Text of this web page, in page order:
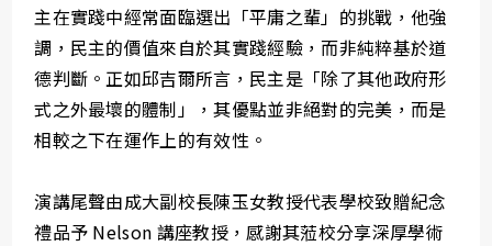
主在實踐中經常面臨選出「平庸之輩」的挑戰，他強
調，民主的價值來自於其實踐經驗，而非純粹基於道
德判斷。正如邱吉爾所言，民主是「除了其他政府形
式之外最壞的體制」，其優點並非絕對的完美，而是
相較之下在運作上的有效性。
演講尾聲由成大副校長陳玉女教授代表學校致贈紀念
禮品予 Nelson 講座教授，感謝其蒞校分享深厚學術